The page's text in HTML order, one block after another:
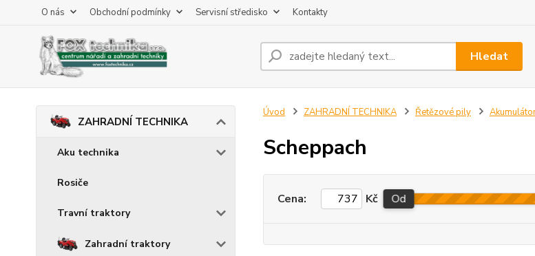
O nás Obchodní podmínky Servisní středisko Kontakty
Hledat
ZAHRADNÍ TECHNIKA
Aku technika
Rosiče
Travní traktory
Zahradní traktory
Úvod ZAHRADNÍ TECHNIKA Řetězové pily
Scheppach
Cena: Kč Od